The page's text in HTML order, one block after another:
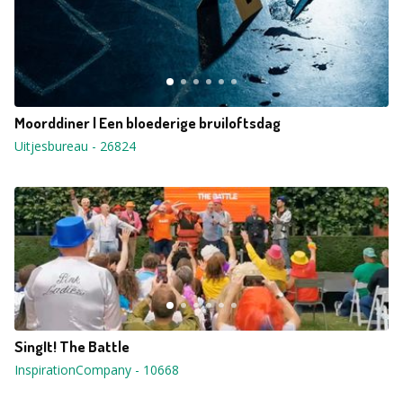
Moorddiner | Een bloederige bruiloftsdag
Uitjesbureau - 26824
SingIt! The Battle
InspirationCompany - 10668